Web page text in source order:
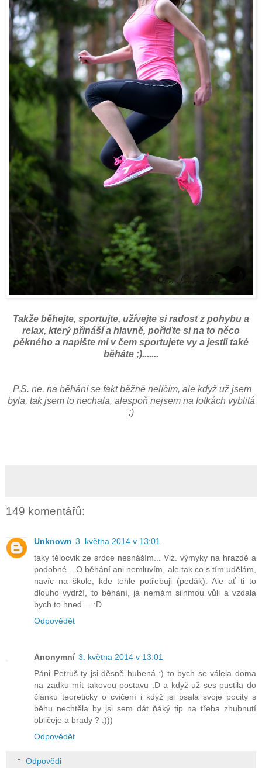
Takže běhejte, sportujte, užívejte si radost z pohybu a
relax, který přináší a hlavně, pořiďte si na to něco
pěkného a napište mi v čem sportujete vy a jestli také
běháte ;).......
P.S. ne, na běhání se fakt běžně nelíčím, ale když už jsem
byla, tak jsem to nechala, alespoň nejsem na fotkách vyblitá
:)
149 komentářů:
Unknown 3. května 2014 v 13:01
taky tělocvik ze srdce nesnáším... Viz. výmyky na hrazdě a
podobné... O běhání ani nemluvím, ale tak co s tím udělám,
navíc na škole, kde tohle potřebuji (pedák). Ale ať ti to
dlouho vydrží, to běhání, já nemám silnmou vůli a vzdala
bych to hned ... :D
Odpovědět
Anonymní 3. května 2014 v 13:01
Páni Petruš ty jsi děsně hubená :) to bych se válela doma
na zadku mít takovou postavu :D a když už ses pustila do
článku teoreticky o cvičení i když jsi psala svoje pocity s
běhu nechtěla by jsi sem dát ňáký tip na třeba zhubnutí
obličeje a brady ? :)))
Odpovědět
Odpovědi